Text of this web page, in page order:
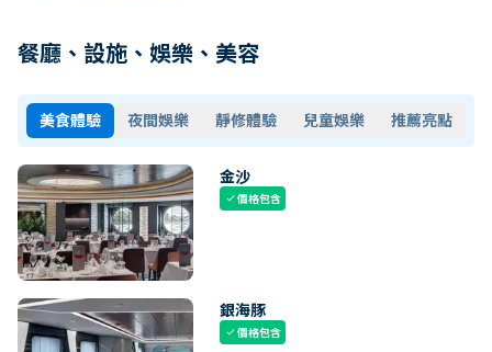
餐廳、設施、娛樂、美容
美食體驗 夜間娛樂 靜修體驗 兒童娛樂 推薦亮點
金沙
check價格包含
銀海豚
check價格包含